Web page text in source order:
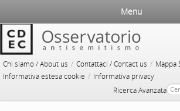
Chi siamo / About us / Contattaci / Contact us / Mappa
Informativa estesa cookie / Informativa privacy
Ricerca Avanzata
Menu